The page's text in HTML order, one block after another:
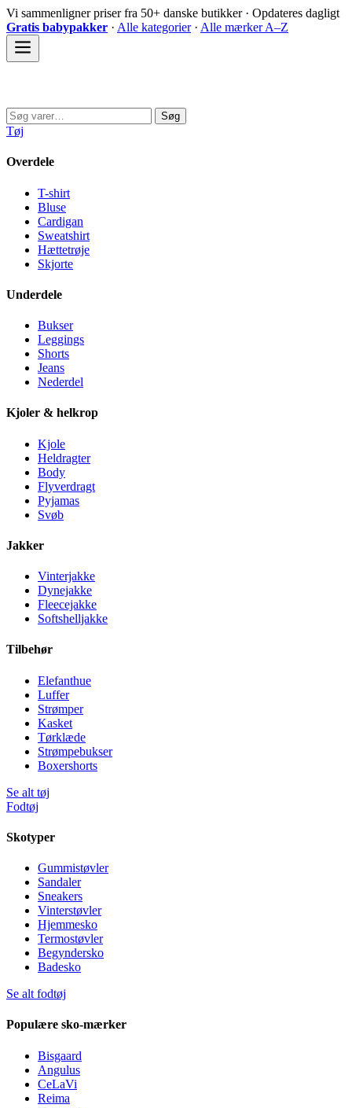
Spring
til
indhold
Vi sammenligner priser fra 50+ danske butikker · Opdateres dagligt
Gratis babypakker · Alle kategorier· Alle mærker A–Z
Søg
efter:
Søg
Tøj
Overdele
T-shirt
Bluse
Cardigan
Sweatshirt
Hættetrøje
Skjorte
Underdele
Bukser
Leggings
Shorts
Jeans
Nederdel
Kjoler & helkrop
Kjole
Heldragter
Body
Flyverdragt
Pyjamas
Svøb
Jakker
Vinterjakke
Dynejakke
Fleecejakke
Softshelljakke
Tilbehør
Elefanthue
Luffer
Strømper
Kasket
Tørklæde
Strømpebukser
Boxershorts
Se alt tøj
Fodtøj
Skotyper
Gummistøvler
Sandaler
Sneakers
Vinterstøvler
Hjemmesko
Termostøvler
Begyndersko
Badesko
Se alt fodtøj
Populære sko-mærker
Bisgaard
Angulus
CeLaVi
Reima